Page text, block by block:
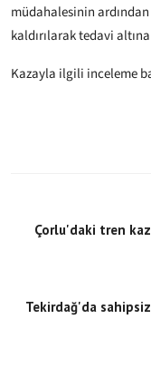
müdahalesinin
kaldırılarak tedavi altına
Kazayla ilgili inceleme
Çorlu'daki tren
Tekirdağ'da